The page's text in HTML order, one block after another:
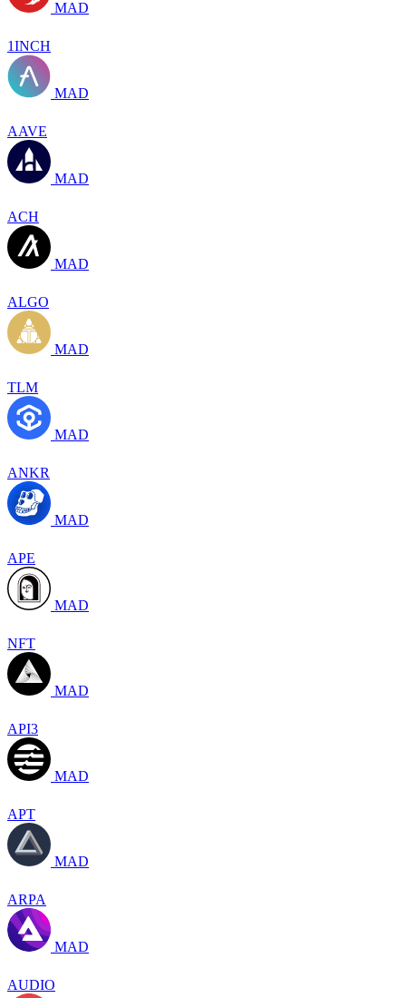
MAD
1INCH
MAD
AAVE
MAD
ACH
MAD
ALGO
MAD
TLM
MAD
ANKR
MAD
APE
MAD
NFT
MAD
API3
MAD
APT
MAD
ARPA
MAD
AUDIO